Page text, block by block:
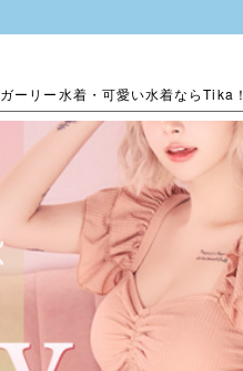
ガーリー水着・可愛い水着ならTika！